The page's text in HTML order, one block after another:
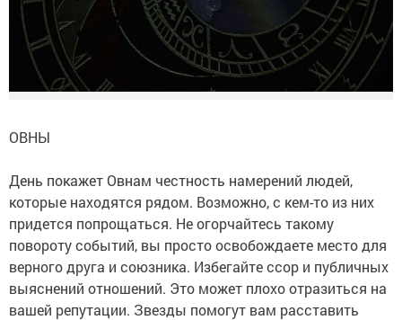
ОВНЫ
День покажет Овнам честность намерений людей,
которые находятся рядом. Возможно, с кем-то из них
придется попрощаться. Не огорчайтесь такому
повороту событий, вы просто освобождаете место для
верного друга и союзника. Избегайте ссор и публичных
выяснений отношений. Это может плохо отразиться на
вашей репутации. Звезды помогут вам расставить